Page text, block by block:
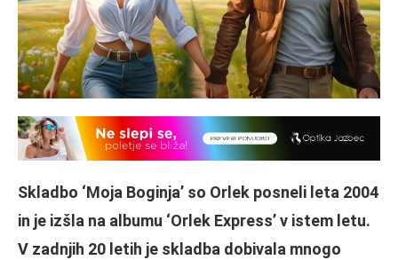
Skladbo ‘Moja Boginja’ so Orlek posneli leta 2004
in je izšla na albumu ‘Orlek Express’ v istem letu.
V zadnjih 20 letih je skladba dobivala mnogo